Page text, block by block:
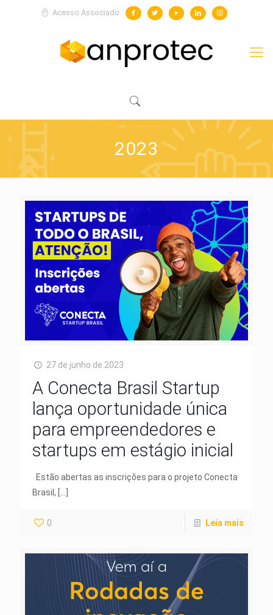
Acesso Associado
2023
27 de junho de 2023
A Conecta Brasil Startup
lança oportunidade única
para empreendedores e
startups em estágio inicial
Estão abertas as inscrições para o projeto Conecta
Brasil,
0 Leia mais